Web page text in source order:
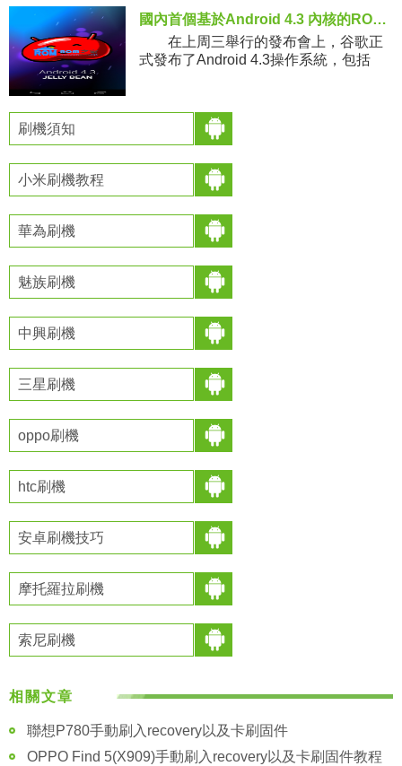
國內首個基於Android 4.3 內核的ROM刷機包來了
在上周三舉行的發布會上，谷歌正
式發布了Android 4.3操作系統，包括
刷機須知
小米刷機教程
華為刷機
魅族刷機
中興刷機
三星刷機
oppo刷機
htc刷機
安卓刷機技巧
摩托羅拉刷機
索尼刷機
相關文章
聯想P780手動刷入recovery以及卡刷固件
OPPO Find 5(X909)手動刷入recovery以及卡刷固件教程